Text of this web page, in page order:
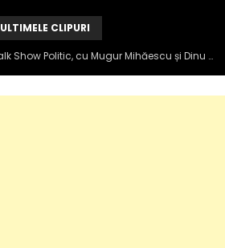
ULTIMELE CLIPURI
Zâmbetul Democrației: Talk Show Politic, cu Mugur Mihăescu și Dinu Popescu